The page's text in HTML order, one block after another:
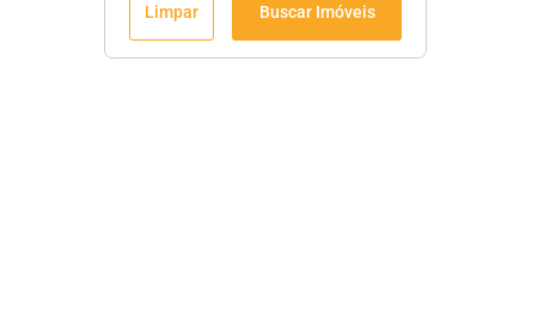
Limpar Buscar Imóveis